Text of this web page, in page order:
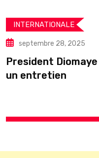
INTERNATIONALE
septembre 28, 2025
President
un entretien